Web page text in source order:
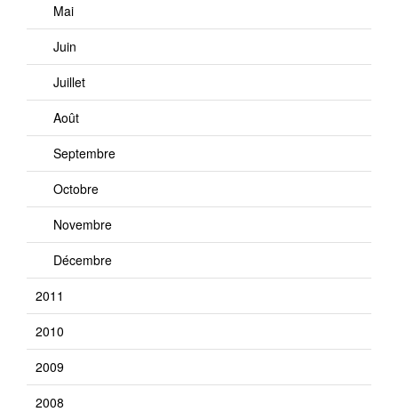
Mai
Juin
Juillet
Août
Septembre
Octobre
Novembre
Décembre
2011
2010
2009
2008